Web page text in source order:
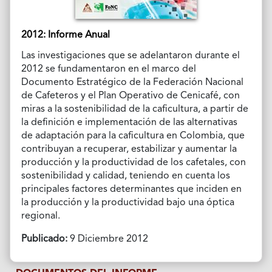
2012: Informe Anual
Las investigaciones que se adelantaron durante el
2012 se fundamentaron en el marco del
Documento Estratégico de la Federación Nacional
de Cafeteros y el Plan Operativo de Cenicafé, con
miras a la sostenibilidad de la caficultura, a partir de
la definición e implementación de las alternativas
de adaptación para la caficultura en Colombia, que
contribuyan a recuperar, estabilizar y aumentar la
producción y la productividad de los cafetales, con
sostenibilidad y calidad, teniendo en cuenta los
principales factores determinantes que inciden en
la producción y la productividad bajo una óptica
regional.
Publicado:9 Diciembre 2012